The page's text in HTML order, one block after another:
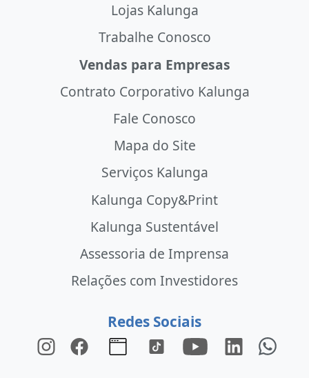
Lojas Kalunga
Trabalhe Conosco
Vendas para Empresas
Contrato Corporativo Kalunga
Fale Conosco
Mapa do Site
Serviços Kalunga
Kalunga Copy&Print
Kalunga Sustentável
Assessoria de Imprensa
Relações com Investidores
Redes Sociais